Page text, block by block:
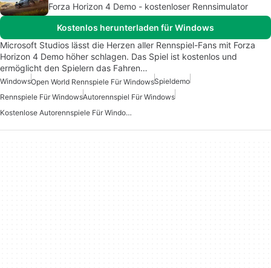
Forza Horizon 4 Demo - kostenloser Rennsimulator
Kostenlos herunterladen für Windows
Microsoft Studios lässt die Herzen aller Rennspiel-Fans mit Forza
Horizon 4 Demo höher schlagen. Das Spiel ist kostenlos und
ermöglicht den Spielern das Fahren…
WindowsOpen World Rennspiele Für WindowsSpieldemo
Rennspiele Für WindowsAutorennspiel Für Windows
Kostenlose Autorennspiele Für Windows